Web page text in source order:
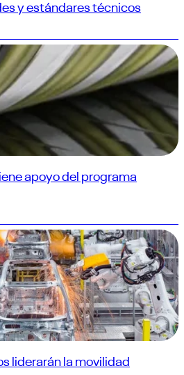
y estándares técnicos
apoyo del programa
liderarán la movilidad